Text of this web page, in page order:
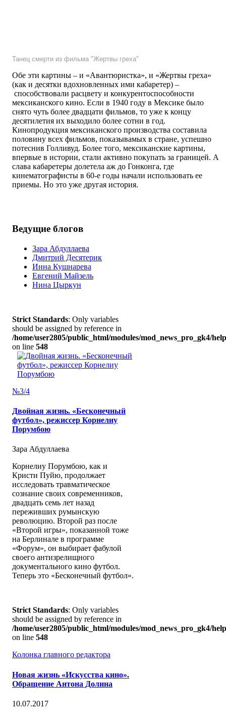
Танец смерти из фильма "Жертвы греха"
Обе эти картины – и «Авантюристка», и «Жертвы греха»
(как и десятки вдохновленных ими кабаретер) –
способствовали расцвету и конкурентоспособности
мексиканского кино. Если в 1940 году в Мексике было
снято чуть более двадцати фильмов, то уже к концу
десятилетия их выходило более сотни в год.
Кинопродукция мексиканского производства составила
половину всех фильмов, показывамых в стране, успешно
потеснив Голливуд. Более того, мексиканские картины,
впервые в истории, стали активно покупать за границей. А
слава кабаретеры долетела аж до Гонконга, где
кинематографисты в 60-е годы начали использовать ее
приемы. Но это уже другая история.
Ведущие блогов
Зара Абдуллаева
Дмитрий Десятерик
Инна Кушнарева
Евгений Майзель
Нина Цыркун
Strict Standards: Only variables
should be assigned by reference in
/home/user2805/public_html/modules/mod_news_pro_gk4/
on line 548
№3/4
Двойная жизнь. «Бесконечный
футбол», режиссер Корнелиу
Порумбою
Зара Абдуллаева
Корнелиу Порумбою, как и
Кристи Пуйю, продолжает
исследовать травматическое
сознание своих современников,
двадцать семь лет назад
переживших румынскую
революцию. Второй раз после
«Второй игры», показанной тоже
на Берлинале в программе
«Форум», он выбирает фабулой
своего антизрелищного
документального кино футбол.
Теперь это «Бесконечный футбол».
Strict Standards: Only variables
should be assigned by reference in
/home/user2805/public_html/modules/mod_news_pro_gk4/
on line 548
Колонка главного редактора
Новая жизнь «Искусства кино».
Обращение Антона Долина
10.07.2017